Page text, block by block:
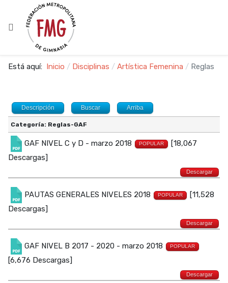
Está aquí: Inicio Disciplinas Artística Femenina Reglas
Descripción Buscar Arriba
Categoría: Reglas-GAF
GAF NIVEL C y D - marzo 2018 POPULAR
[18,067
Descargas]
Descargar
PAUTAS GENERALES NIVELES 2018 POPULAR
[11,528
Descargas]
Descargar
GAF NIVEL B 2017 - 2020 - marzo 2018 POPULAR
[6,676 Descargas]
Descargar